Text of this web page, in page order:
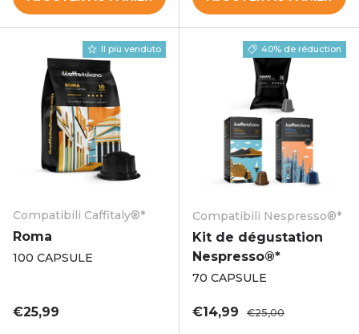
Il più venduto
Compatibili Caffitaly®*
Roma
100 CAPSULE
Prix habituel
€25,99
40% de réduction
Compatibili Nespresso®*
Kit de dégustation
Nespresso®*
70 CAPSULE
Prix soldé
€14,99 Prix habituel
€25,00